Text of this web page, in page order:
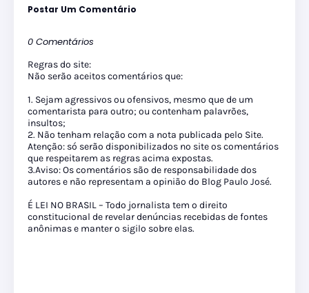
Postar Um Comentário
0 Comentários
Regras do site:
Não serão aceitos comentários que:
1. Sejam agressivos ou ofensivos, mesmo que de um
comentarista para outro; ou contenham palavrões,
insultos;
2. Não tenham relação com a nota publicada pelo Site.
Atenção: só serão disponibilizados no site os comentários
que respeitarem as regras acima expostas.
3.Aviso: Os comentários são de responsabilidade dos
autores e não representam a opinião do Blog Paulo José.
É LEI NO BRASIL – Todo jornalista tem o direito
constitucional de revelar denúncias recebidas de fontes
anônimas e manter o sigilo sobre elas.